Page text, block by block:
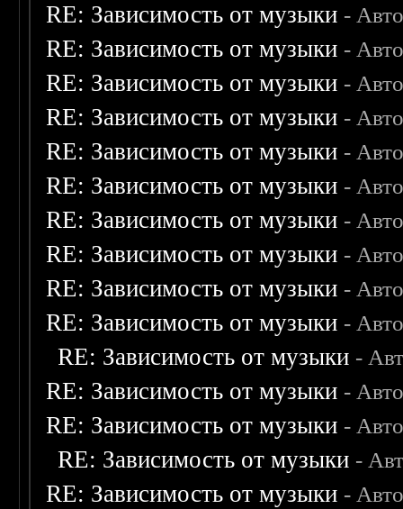
RE: Зависимость от музыки -
RE: Зависимость от музыки -
RE: Зависимость от музыки -
RE: Зависимость от музыки -
RE: Зависимость от музыки -
RE: Зависимость от музыки -
RE: Зависимость от музыки -
RE: Зависимость от музыки -
RE: Зависимость от музыки -
RE: Зависимость от музыки -
RE: Зависимость от музыки -
RE: Зависимость от музыки -
RE: Зависимость от музыки -
RE: Зависимость от музыки -
RE: Зависимость от музыки -